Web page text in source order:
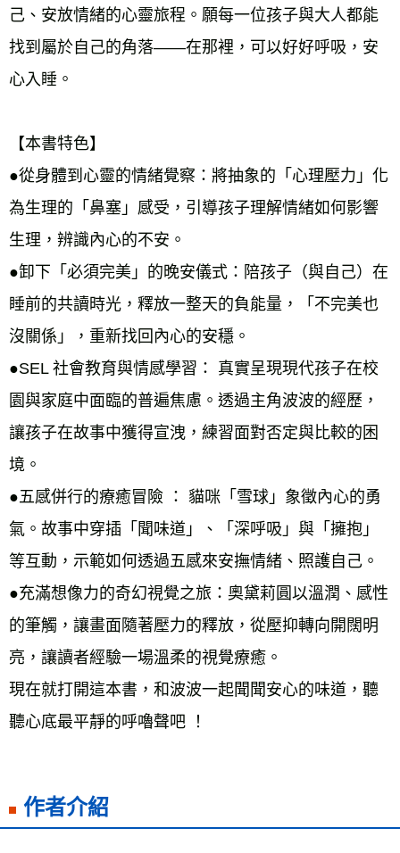
己、安放情緒的心靈旅程。願每一位孩子與大人都能
找到屬於自己的角落——在那裡，可以好好呼吸，安
心入睡。
【本書特色】
●從身體到心靈的情緒覺察：將抽象的「心理壓力」化
為生理的「鼻塞」感受，引導孩子理解情緒如何影響
生理，辨識內心的不安。
●卸下「必須完美」的晚安儀式：陪孩子（與自己）在
睡前的共讀時光，釋放一整天的負能量，「不完美也
沒關係」，重新找回內心的安穩。
●SEL 社會教育與情感學習： 真實呈現現代孩子在校
園與家庭中面臨的普遍焦慮。透過主角波波的經歷，
讓孩子在故事中獲得宣洩，練習面對否定與比較的困
境。
●五感併行的療癒冒險 ： 貓咪「雪球」象徵內心的勇
氣。故事中穿插「聞味道」、「深呼吸」與「擁抱」
等互動，示範如何透過五感來安撫情緒、照護自己。
●充滿想像力的奇幻視覺之旅：奧黛莉圓以溫潤、感性
的筆觸，讓畫面隨著壓力的釋放，從壓抑轉向開闊明
亮，讓讀者經驗一場溫柔的視覺療癒。
現在就打開這本書，和波波一起聞聞安心的味道，聽
聽心底最平靜的呼嚕聲吧 ！
作者介紹